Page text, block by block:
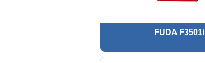
FUDA F3501i